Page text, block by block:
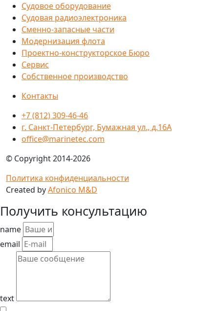
Судовое оборудование
Судовая радиоэлектроника
Сменно-запасные части
Модернизация флота
Проектно-конструкторское Бюро
Сервис
Собственное производство
Контакты
+7 (812) 309-46-46
г. Санкт-Петербург, Бумажная ул., д.16А
office@marinetec.com
© Copyright 2014-2026
Политика конфиденциальности
Created byAfonico M&D
Получить консультацию
name
email
text